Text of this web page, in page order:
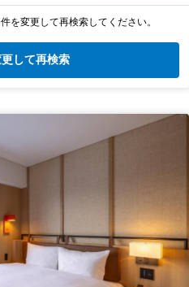
を変更して再検索してください。
して再検索